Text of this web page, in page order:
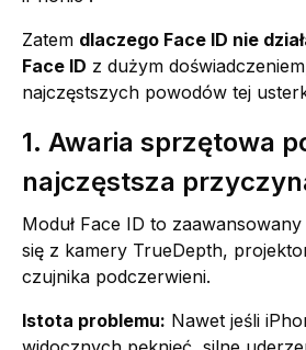
Zatem dlaczego Face ID nie
Face ID z dużym
najczęstszych powodów tej
1. Awaria sprzętowa
najczęstsza
Moduł Face ID to zaawansowany
się z kamery TrueDepth,
czujnika podczerwieni.
Istota problemu: Nawet jeśli